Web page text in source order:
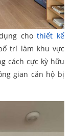
chothiết kế
trí làm khu vực
cách cực kỳ hữu
gian căn hộ bị